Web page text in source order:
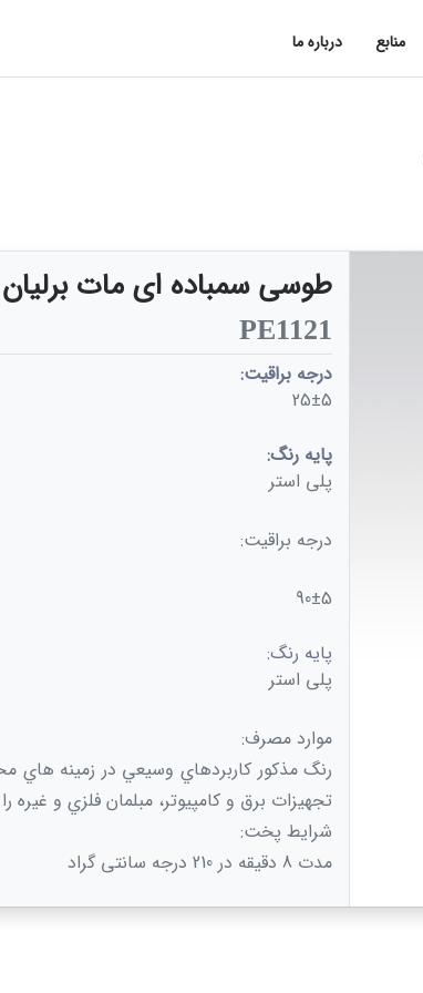
منابع درباره ما
طوسی سمباده ای مات
PE1121
درجه براقیت:
25±5
پایه رنگ:
پلی استر
درجه براقیت:
90±5
پایه رنگ:
پلی استر
موارد مصرف:
رنگ مذكور كاربردهاي وسيعي در زمينه هاي
تجهيزات برق و كامپيوتر، مبلمان فلزي و غيره
شرایط پخت:
مدت 8 دقیقه در 210 درجه سانتی گراد